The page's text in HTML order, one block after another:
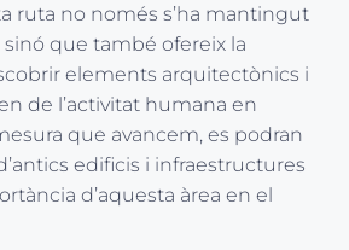
ruta no només s’ha mantingut
que també ofereix la
elements arquitectònics i
de l’activitat humana en
que avancem, es podran
edificis i infraestructures
d’aquesta àrea en el